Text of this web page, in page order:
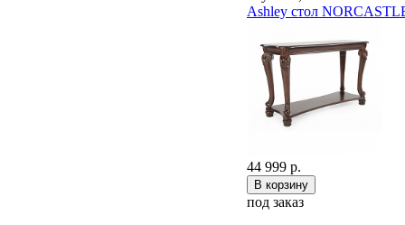
Ashley стол
44 999 р.
под заказ